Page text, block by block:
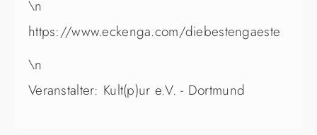
\n
https://www.eckenga.com/diebestengaeste
\n
Veranstalter: Kult(p)ur e.V. - Dortmund